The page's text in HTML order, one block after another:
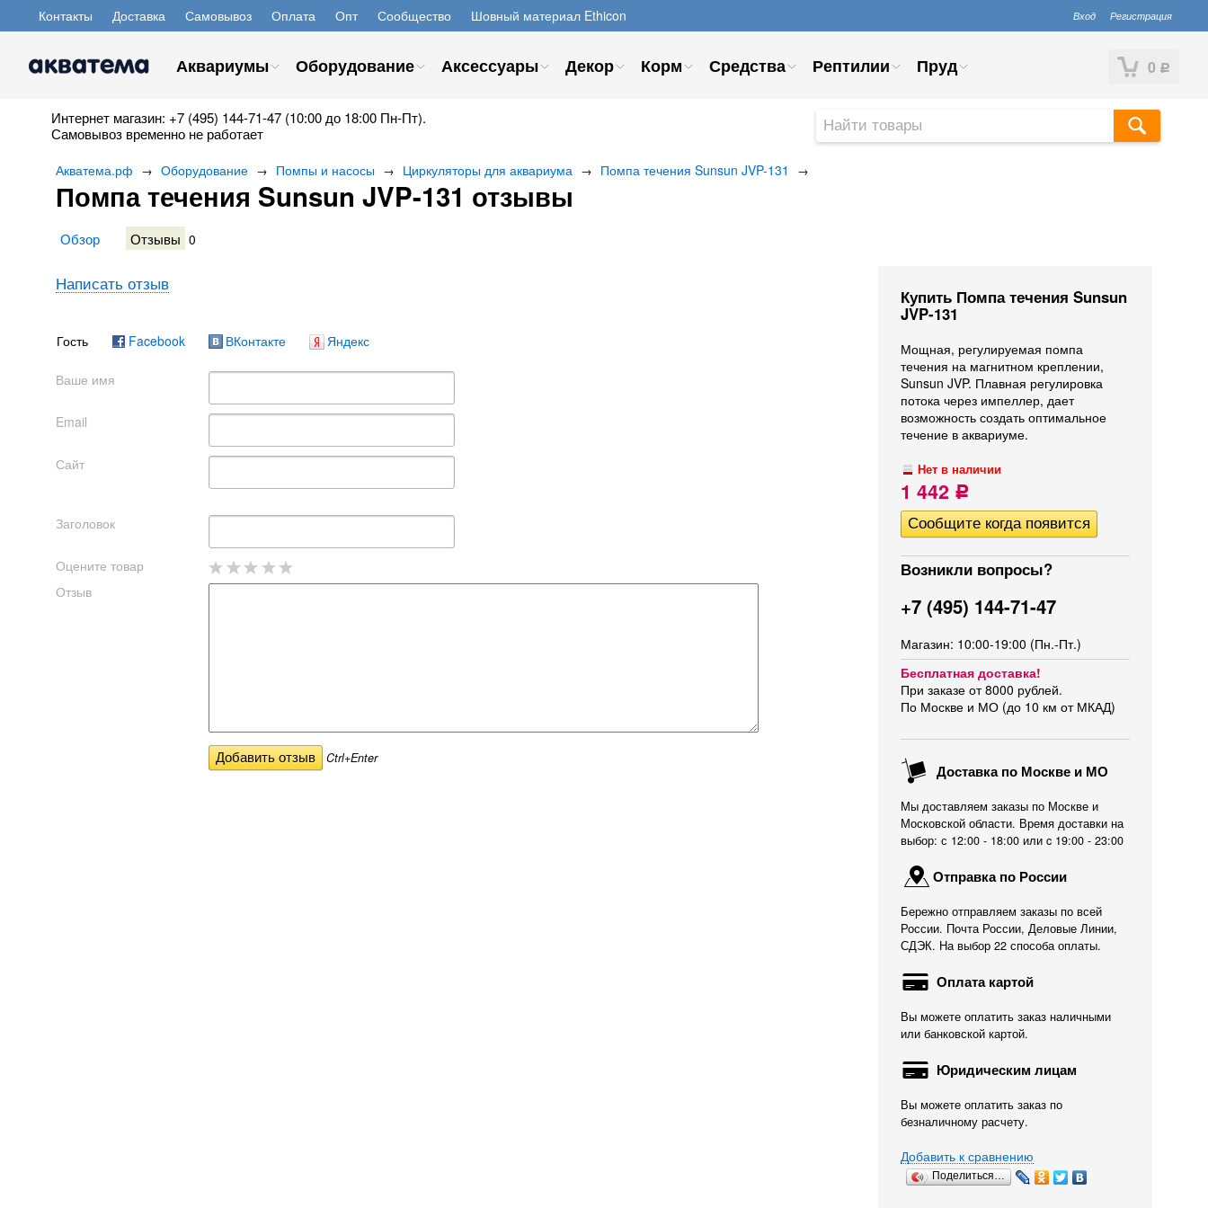
Контакты Доставка Самовывоз Оплата Опт Сообщество Шовный материал Ethicon Вход Регистрация
0 Р
Аквариумы Оборудование Аксессуары Декор Корм Средства Рептилии Пруд
Интернет магазин: +7 (495) 144-71-47 (10:00 до 18:00 Пн-Пт).
Самовывоз временно не работает
Акватема.рф → Оборудование → Помпы и насосы → Циркуляторы для аквариума → Помпа течения Sunsun JVP-131 →
Помпа течения Sunsun JVP-131 отзывы
Обзор Отзывы 0
Купить Помпа течения Sunsun
JVP-131
Мощная, регулируемая помпа
течения на магнитном креплении,
Sunsun JVP. Плавная регулировка
потока через импеллер, дает
возможность создать оптимальное
течение в аквариуме.
Нет в наличии
1 442 Р
Возникли вопросы?
+7 (495) 144-71-47
Магазин: 10:00-19:00 (Пн.-Пт.)
Бесплатная доставка!
При заказе от 8000 рублей.
По Москве и МО (до 10 км от МКАД)
Доставка по Москве и МО
Мы доставляем заказы по Москве и
Московской области. Время доставки на
выбор: с 12:00 - 18:00 или c 19:00 - 23:00
Отправка по России
Бережно отправляем заказы по всей
России. Почта России, Деловые Линии,
СДЭК. На выбор 22 способа оплаты.
Оплата картой
Вы можете оплатить заказ наличными
или банковской картой.
Юридическим лицам
Вы можете оплатить заказ по
безналичному расчету.
Добавить к сравнению
Поделиться…
Написать отзыв
Гость Facebook ВКонтакте Яндекс
Ваше имя
Email
Сайт
Заголовок
Оцените товар
Отзыв
Ctrl+Enter